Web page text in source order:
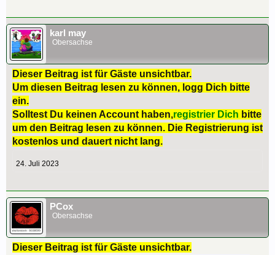
karl may
Obersachse
Dieser Beitrag ist für Gäste unsichtbar.
Um diesen Beitrag lesen zu können, logg Dich bitte
ein.
Solltest Du keinen Account haben,registrier Dich bitte
um den Beitrag lesen zu können. Die Registrierung ist
kostenlos und dauert nicht lang.
24. Juli 2023
PCox
Obersachse
Dieser Beitrag ist für Gäste unsichtbar.